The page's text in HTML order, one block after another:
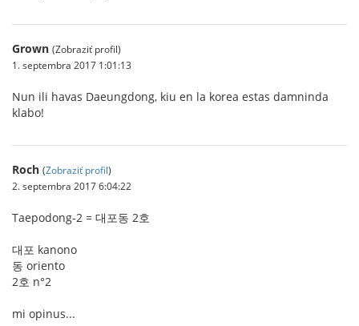
Grown (Zobraziť profil)
1. septembra 2017 1:01:13
Nun ili havas Daeungdong, kiu en la korea estas damninda
klabo!
Roch (Zobraziť profil)
2. septembra 2017 6:04:22
Taepodong-2 = 대포동 2호
대포 kanono
동 oriento
2호 n°2
mi opinus...